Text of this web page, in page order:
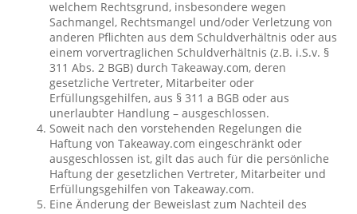
welchem Rechtsgrund, insbesondere wegen
Sachmangel, Rechtsmangel und/oder Verletzung von
anderen Pflichten aus dem Schuldverhältnis oder aus
einem vorvertraglichen Schuldverhältnis (z.B. i.S.v. §
311 Abs. 2 BGB) durch Takeaway.com, deren
gesetzliche Vertreter, Mitarbeiter oder
Erfüllungsgehilfen, aus § 311 a BGB oder aus
unerlaubter Handlung – ausgeschlossen.
Soweit nach den vorstehenden Regelungen die
Haftung von Takeaway.com eingeschränkt oder
ausgeschlossen ist, gilt das auch für die persönliche
Haftung der gesetzlichen Vertreter, Mitarbeiter und
Erfüllungsgehilfen von Takeaway.com.
Eine Änderung der Beweislast zum Nachteil des